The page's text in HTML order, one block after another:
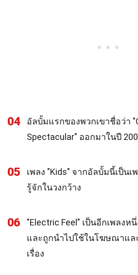
04
อัลบั้มแรกของพวกเขาชื่อว่า
Spectacular" ออกมาในปี
05
เพลง "Kids" จากอัลบั้มนี้เป็น
รู้จักในวงกว้าง
06
"Electric Feel" เป็นอีกเพลง
และถูกนำไปใช้ในโฆษณาแล
เรื่อง